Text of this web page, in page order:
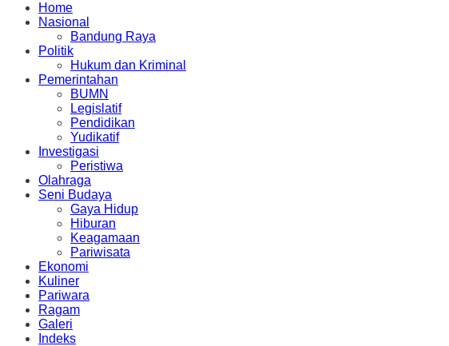
Home
Nasional
Bandung Raya
Politik
Hukum dan Kriminal
Pemerintahan
BUMN
Legislatif
Pendidikan
Yudikatif
Investigasi
Peristiwa
Olahraga
Seni Budaya
Gaya Hidup
Hiburan
Keagamaan
Pariwisata
Ekonomi
Kuliner
Pariwara
Ragam
Galeri
Indeks